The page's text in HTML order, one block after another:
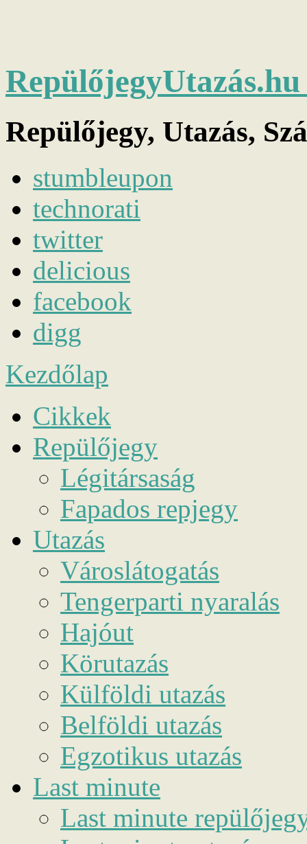
Repülőjegy, Utazás,
stumbleupon
technorati
twitter
delicious
facebook
digg
Kezdőlap
Cikkek
Repülőjegy
Légitársaság
Fapados repjegy
Utazás
Városlátogatás
Tengerparti nyaralás
Hajóut
Körutazás
Külföldi utazás
Belföldi utazás
Egzotikus utazás
Last minute
Last minute